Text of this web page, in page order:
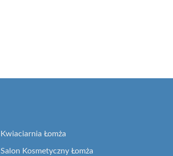
Kwiaciarnia Łomża
Salon Kosmetyczny Łomża